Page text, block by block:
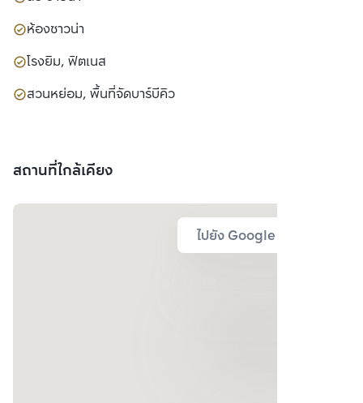
ห้องซาวน่า
โรงยิม, ฟิตเนส
สวนหย่อม, พื้นที่จัดบาร์บีคิว
สถานที่ใกล้เคียง
ไปยัง Google Map